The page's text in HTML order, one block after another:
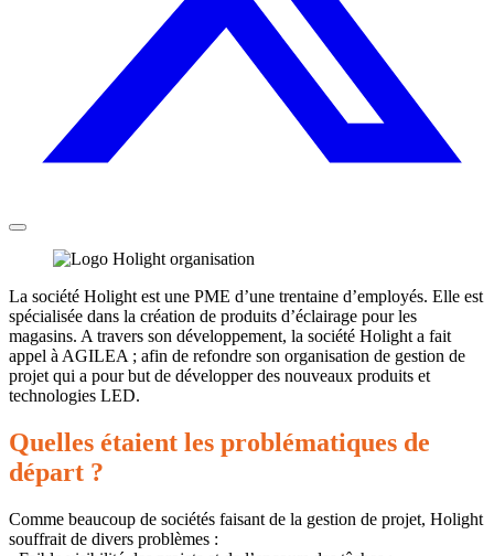
La société Holight est une PME d’une trentaine d’employés. Elle est
spécialisée dans la création de produits d’éclairage pour les
magasins. A travers son développement, la société Holight a fait
appel à AGILEA ; afin de refondre son organisation de gestion de
projet qui a pour but de développer des nouveaux produits et
technologies LED.
Quelles étaient les problématiques de
départ ?
Comme beaucoup de sociétés faisant de la gestion de projet, Holight
souffrait de divers problèmes :